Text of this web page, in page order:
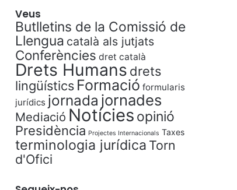
Veus
Butlletins de la Comissió de
Llengua català als jutjats
Conferències dret català
Drets Humans drets
lingüístics Formació formularis
jurídics jornada jornades
Mediació Notícies opinió
Presidència Projectes Internacionals Taxes
terminologia jurídica Torn
d'Ofici